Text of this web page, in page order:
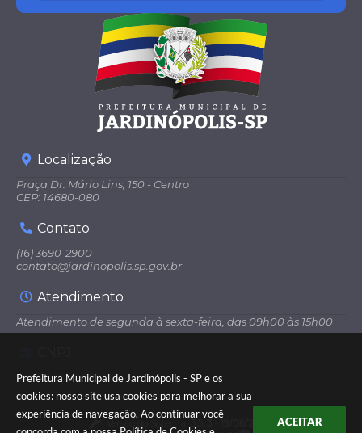
Prefeitura Municipal de Jardinópolis - SP e os
cookies: nosso site usa cookies para melhorar a sua
experiência de navegação. Ao continuar você
ACEITAR
Localização
Praça Dr. Mário Lins, 150 - Centro
CEP: 14680-080
Contato
(16) 3690-2900
contato@jardinopolis.sp.gov.br
Atendimento
Atendimento de segunda à sexta-feira, das 09h00 às 15h00
44.229.821/0001-70
Versão do Sistema: